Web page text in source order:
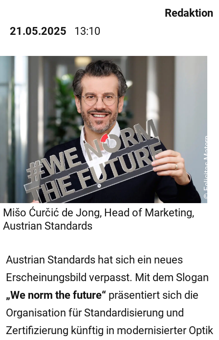
21.05.2025 13:10
Redaktion
© Felicitas Matern
Mišo Ćurčić de Jong, Head of Marketing,
Austrian Standards
Austrian Standards hat sich ein neues
Erscheinungsbild verpasst. Mit dem Slogan
„We norm the future“ präsentiert sich die
Organisation für Standardisierung und
Zertifizierung künftig in modernisierter Optik